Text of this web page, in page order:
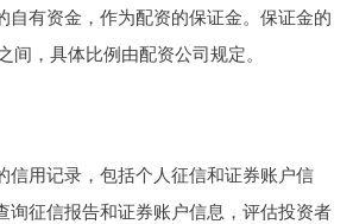
自有资金，作为配资的保证金。保证金的
间，具体比例由配资公司规定。
信用记录，包括个人征信和证券账户信
询征信报告和证券账户信息，评估投资者